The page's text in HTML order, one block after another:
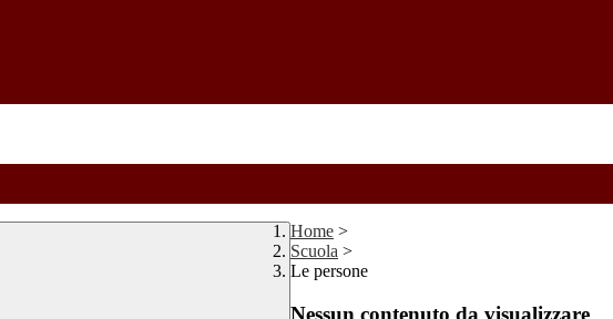
Home >
Scuola >
Le persone
Nessun contenuto da visualizzare